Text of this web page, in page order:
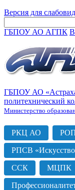
Версия для
ГБПОУ АО АГПК
ГБПОУ АО
политехнический
Министерство
РКЦ АО РОП
РПСВ
ССК МЦПК